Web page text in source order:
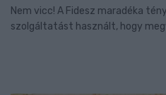
Nem vicc! A Fidesz maradéka
szolgáltatást használt, hogy